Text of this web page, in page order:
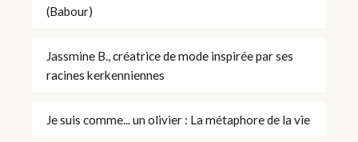
(Babour)
Jassmine B., créatrice de mode inspirée par ses
racines kerkenniennes
Je suis comme... un olivier : La métaphore de la vie